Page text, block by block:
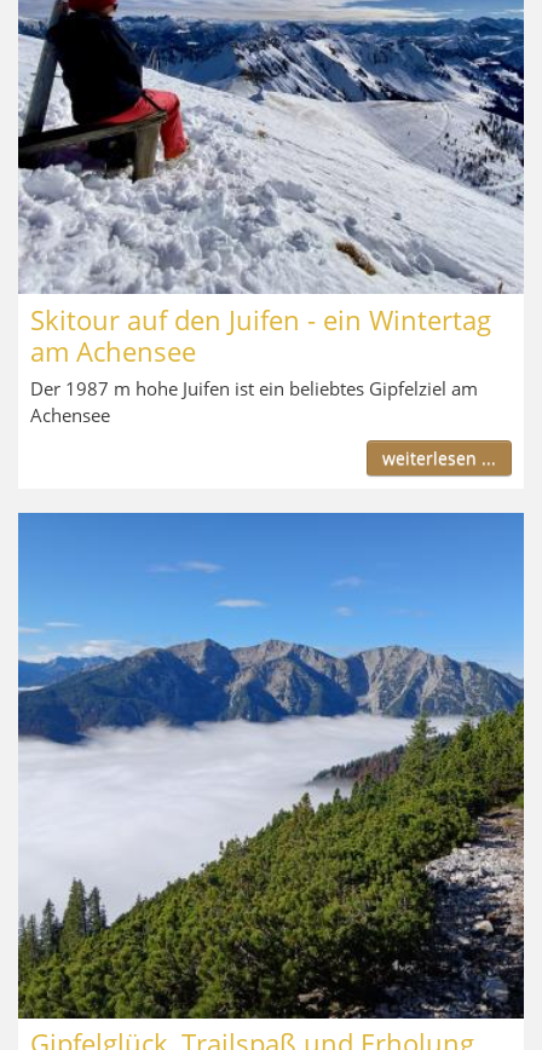
Skitour auf den Juifen - ein Wintertag
am Achensee
Der 1987 m hohe Juifen ist ein beliebtes Gipfelziel am
Achensee
weiterlesen ...